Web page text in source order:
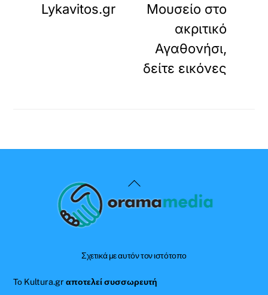
Lykavitos.gr
Μουσείο στο
ακριτικό
Αγαθονήσι,
δείτε εικόνες
Back
To
Σχετικά με αυτόν τον ιστότοπο
Το Kultura.grαποτελεί συσσωρευτή